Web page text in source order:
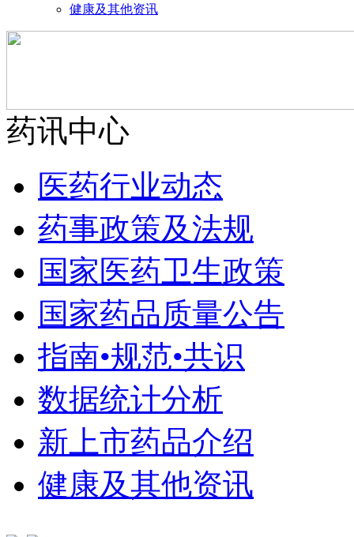
健康及其他资讯
药讯中心
医药行业动态
药事政策及法规
国家医药卫生政策
国家药品质量公告
指南•规范•共识
数据统计分析
新上市药品介绍
健康及其他资讯